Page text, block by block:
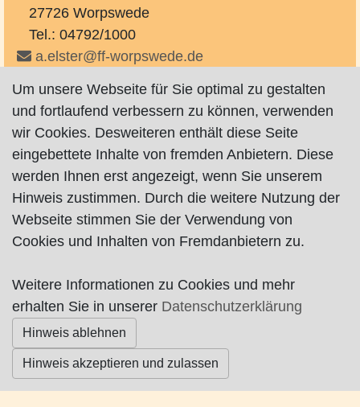
27726 Worpswede
Tel.: 04792/1000
a.elster@ff-worpswede.de
Impressum|Datenschutz| AGB
© Worpswede24 2015-2026
Um unsere Webseite für Sie optimal zu gestalten
und fortlaufend verbessern zu können, verwenden
wir Cookies. Desweiteren enthält diese Seite
eingebettete Inhalte von fremden Anbietern. Diese
werden Ihnen erst angezeigt, wenn Sie unserem
Hinweis zustimmen. Durch die weitere Nutzung der
Webseite stimmen Sie der Verwendung von
Cookies und Inhalten von Fremdanbietern zu.
Weitere Informationen zu Cookies und mehr
erhalten Sie in unserer Datenschutzerklärung
Hinweis ablehnen
Hinweis akzeptieren und zulassen